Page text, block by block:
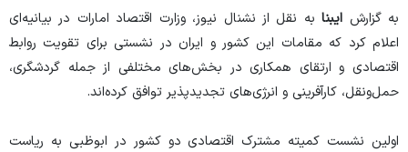
به گزارش ایبنا به نقل از نشنال نیوز، وزارت اقتصاد امارات در بیانیه‌ای
اعلام کرد که مقامات این کشور و ایران در نشستی برای تقویت روابط
اقتصادی و ارتقای همکاری در بخش‌های مختلفی از جمله گردشگری،
حمل‌ونقل، کارآفرینی و انرژی‌های تجدیدپذیر توافق کرده‌اند.
اولین نشست کمیته مشترک اقتصادی دو کشور در ابوظبی به ریاست